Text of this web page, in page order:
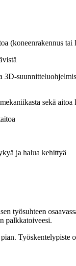
(koneenrakennus tai
3D-
sekä
ja halua kehittyä
työsuhteen
palkkatoiveesi.